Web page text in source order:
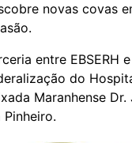
novas covas
entre EBSERH
do
Maranhense
Pinheiro.